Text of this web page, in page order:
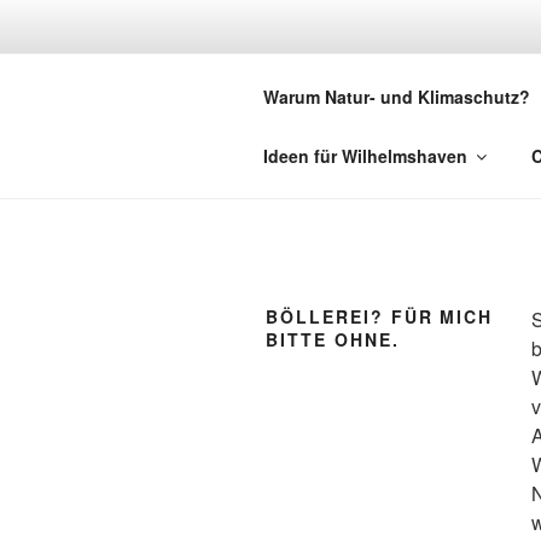
EILERS
Warum Natur- und Klimaschutz?
Ideen für Wilhelmshaven
BÖLLEREI? FÜR MICH
BITTE OHNE.